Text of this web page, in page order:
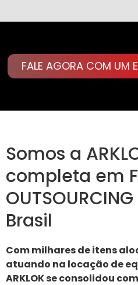
FALE AGORA COM UM
Somos a
completa em
Brasil
Com milhares de itens
atuando na locação de
ARKLOK se consolidou